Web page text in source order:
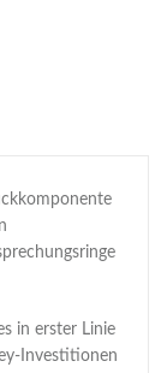
in erster Linie
Investitionen